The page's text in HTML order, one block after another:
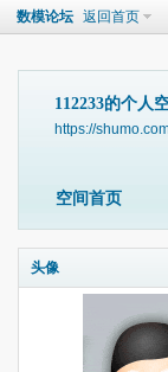
数模论坛 返回首页
112233的个人
https://
空间首页
头像